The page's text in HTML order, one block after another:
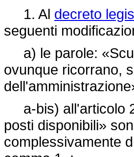
1. Al decreto
seguenti
a) le parole:
ovunque ricorrano,
a-bis) all'articolo
posti disponibili»
complessivamente